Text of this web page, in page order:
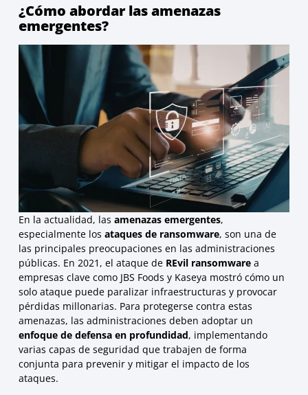
¿Cómo abordar las amenazas
emergentes?
En la actualidad, las amenazas emergentes,
especialmente los ataques de ransomware, son una de
las principales preocupaciones en las administraciones
públicas. En 2021, el ataque de REvil ransomwarea
empresas clave como JBS Foods y Kaseya mostró cómo un
solo ataque puede paralizar infraestructuras y provocar
pérdidas millonarias. Para protegerse contra estas
amenazas, las administraciones deben adoptar un
enfoque de defensa en profundidad, implementando
varias capas de seguridad que trabajen de forma
conjunta para prevenir y mitigar el impacto de los
ataques.